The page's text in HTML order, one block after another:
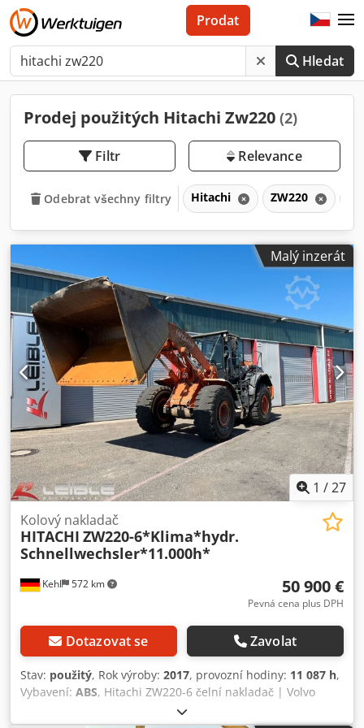
Hledat
Prodat
Prodej použitých Hitachi Zw220 (2)
Filtr Relevance
Odebrat všechny filtry Hitachi ZW220
Malý inzerát
1 /27
Kehl 572 km
Kolový nakladač
HITACHI ZW220-6*Klima*hydr.
Schnellwechsler*11.000h*
50 900 €
Pevná cena plus DPH
Dotazovat se Zavolat
Stav: použitý, Rok výroby: 2017, provozní hodiny: 11 087 h,
Vybavení: ABS, Hitachi ZW220-6 čelní nakladač | Volvo
lopata | Rychloupínací systém | Centrální mazání Sériové